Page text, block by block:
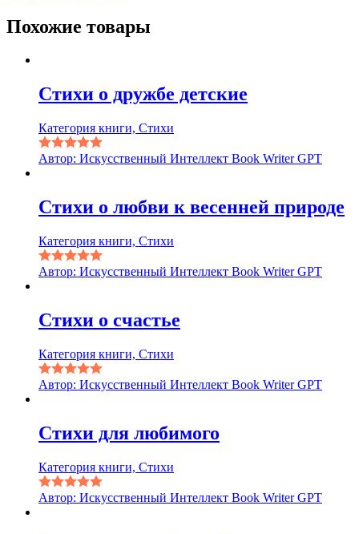
Похожие товары
Стихи о дружбе детские
Категория книги, Стихи
Автор: Искусственный Интеллект Book Writer GPT
Стихи о любви к весенней природе
Категория книги, Стихи
Автор: Искусственный Интеллект Book Writer GPT
Стихи о счастье
Категория книги, Стихи
Автор: Искусственный Интеллект Book Writer GPT
Стихи для любимого
Категория книги, Стихи
Автор: Искусственный Интеллект Book Writer GPT